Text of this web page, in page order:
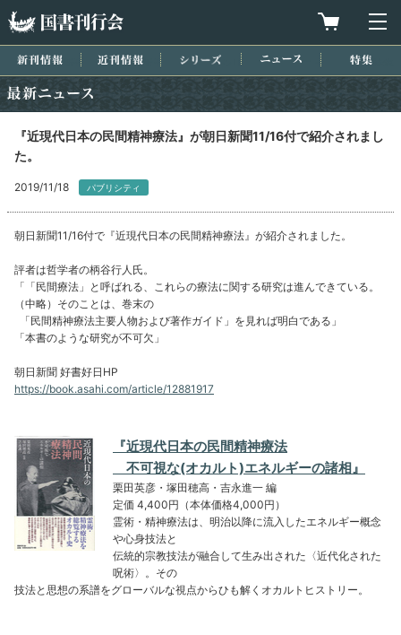
買物カゴを
新刊情報 近刊情報 シリーズ ニュース
『近現代日本の民間精神療法』が朝日新聞11/16付で紹介されまし
た。
2019/11/18 パブリシティ
朝日新聞11/16付で『近現代日本の民間精神療法』が紹介されました。
評者は哲学者の柄谷行人氏。
「「民間療法」と呼ばれる、これらの療法に関する研究は進んできている。
（中略）そのことは、巻末の
「民間精神療法主要人物および著作ガイド」を見れば明白である」
「本書のような研究が不可欠」
朝日新聞 好書好日HP
https://book.asahi.com/article/12881917
『近現代日本の民間精神療法
不可視な(オカルト)エネルギーの諸相』
栗田英彦・塚田穂高・吉永進一 編
定価 4,400円（本体価格4,000円）
霊術・精神療法は、明治以降に流入したエネルギー概念
や心身技法と
伝統的宗教技法が融合して生み出された〈近代化された
呪術〉。その
技法と思想の系譜をグローバルな視点からひも解くオカルトヒストリー。